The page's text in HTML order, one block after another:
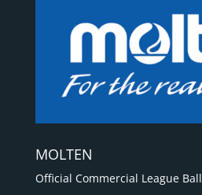
MOLTEN
Official Commercial League Ball